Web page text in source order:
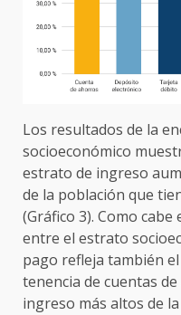
Los resultados de la
socioeconómico
estrato de ingreso
de la población que
(Gráfico 3). Como
entre el estrato
pago refleja también
tenencia de cuentas
ingreso más altos de